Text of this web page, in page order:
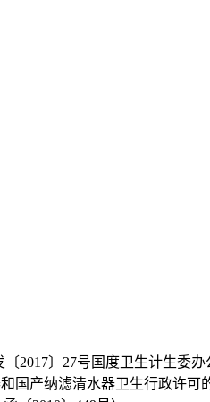
〕27号国度卫生计生委办
国产纳滤清水器卫生行政许可